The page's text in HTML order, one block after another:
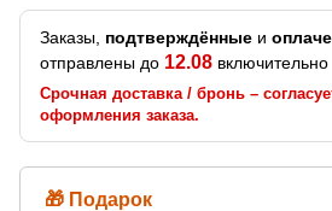
Заказы, подтверждённые и
отправлены до 12.08 включительно
Срочная доставка / бронь –
оформления заказа.
🎁 Подарок